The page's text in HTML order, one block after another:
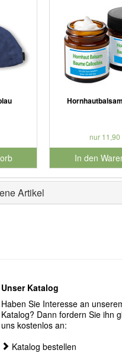
990608
nur 11,90
In den
für
Artikel
Unser Katalog
Haben Sie Interesse an
Katalog? Dann fordern Sie ihn
uns kostenlos an:
Katalog bestellen